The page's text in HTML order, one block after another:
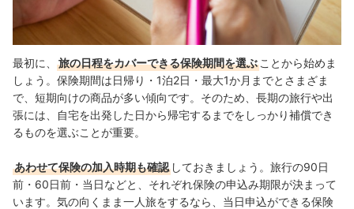
最初に、 旅の日程をカバーできる保険期間を選ぶ ことから始めま
しょう。保険期間は日帰り・1泊2日・最大1か月までとさまざま
で、短期向けの商品が多い傾向です。そのため、長期の旅行や出
張には、自宅を出発した日から帰宅するまでをしっかり補償でき
るものを選ぶことが重要。
あわせて保険の加入時期も確認 しておきましょう。旅行の90日
前・60日前・当日などと、それぞれ保険の申込み期限が決まって
います。気の向くまま一人旅をするなら、当日申込ができる保険